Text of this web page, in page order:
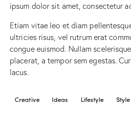
ipsum dolor sit amet, consectetur
Etiam vitae leo et diam
ultricies risus, vel rutrum erat
congue euismod. Nullam
placerat, a tempor sem egestas.
lacus.
Creative Ideas Lifestyle